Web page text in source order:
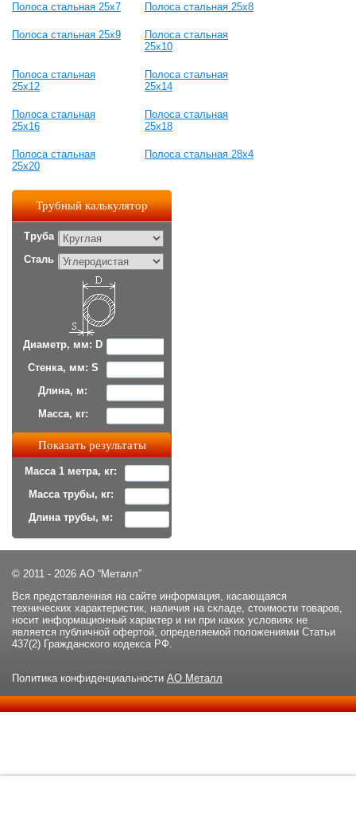
Полоса стальная 25x7 Полоса стальная 25х8
Полоса стальная 25х9
Полоса стальная
25x10
Полоса стальная
25х12
Полоса стальная
25х14
Полоса стальная
25х16
Полоса стальная
25x18
Полоса стальная
25x20
Полоса стальная 28x4
Трубный калькулятор
Труба
Сталь
Диаметр, мм: D
Стенка, мм: S
Длина, м:
Масса, кг:
Масса 1 метра, кг:
Масса трубы, кг:
Длина трубы, м:
© 2011 - 2026 АО “Металл”
Вся представленная на сайте информация, касающаяся
технических характеристик, наличия на складе, стоимости товаров,
носит информационный характер и ни при каких условиях не
является публичной офертой, определяемой положениями Статьи
437(2) Гражданского кодекса РФ.
Политика конфиденциальности АО Металл